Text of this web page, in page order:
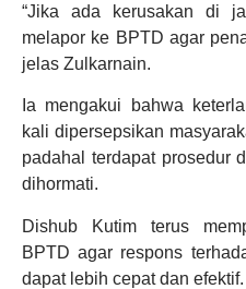
“Jika ada kerusakan di
melapor ke BPTD agar
jelas Zulkarnain.
Ia mengakui bahwa
kali dipersepsikan
padahal terdapat prosedur
dihormati.
Dishub Kutim terus
BPTD agar respons
dapat lebih cepat dan efektif.